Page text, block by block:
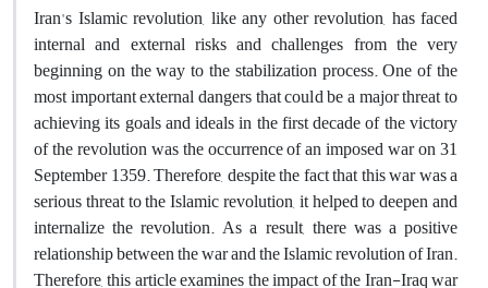
Iran's Islamic revolution, like any other revolution, has faced
internal and external risks and challenges from the very
beginning on the way to the stabilization process.One of the
most important external dangers that could be a major threat to
achieving its goals and ideals in the first decade of the victory
of the revolution was the occurrence of an imposed war on 31
September 1359.Therefore, despite the fact that this war was a
serious threat to the Islamic revolution, it helped to deepen and
internalize the revolution. As a result, there was a positive
relationship between the war and the Islamic revolution of Iran.
Therefore, this article examines the impact of the Iran-Iraq war